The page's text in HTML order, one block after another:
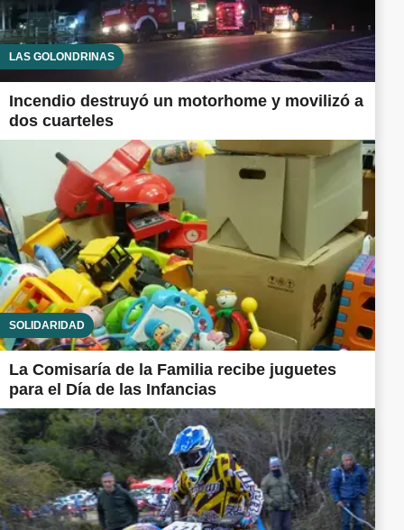
LAS GOLONDRINAS
Incendio destruyó un motorhome y movilizó a
dos cuarteles
SOLIDARIDAD
La Comisaría de la Familia recibe juguetes
para el Día de las Infancias